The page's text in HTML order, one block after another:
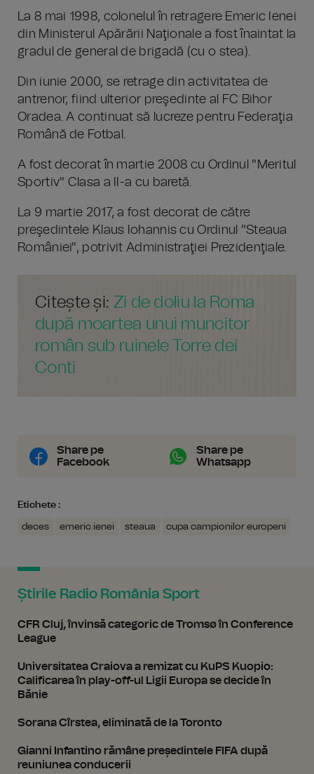
La 8 mai 1998, colonelul în retragere Emeric Ienei
din Ministerul Apărării Naţionale a fost înaintat la
gradul de general de brigadă (cu o stea).
Din iunie 2000, se retrage din activitatea de
antrenor, fiind ulterior preşedinte al FC Bihor
Oradea. A continuat să lucreze pentru Federaţia
Română de Fotbal.
A fost decorat în martie 2008 cu Ordinul "Meritul
Sportiv" Clasa a II-a cu baretă.
La 9 martie 2017, a fost decorat de către
preşedintele Klaus Iohannis cu Ordinul "Steaua
României", potrivit Administraţiei Prezidenţiale.
Citește și: Zi de doliu la Roma
după moartea unui muncitor
român sub ruinele Torre dei
Conti
Share pe
Facebook
Share pe
Whatsapp
Etichete :
deces emeric ienei steaua cupa campionilor europeni
Știrile Radio România Sport
CFR Cluj, învinsă categoric de Tromsø în Conference
League
Universitatea Craiova a remizat cu KuPS Kuopio:
Calificarea în play-off-ul Ligii Europa se decide în
Bănie
Sorana Cîrstea, eliminată de la Toronto
Gianni Infantino rămâne președintele FIFA după
reuniunea conducerii